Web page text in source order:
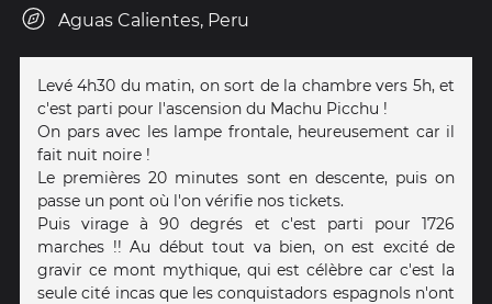
Aguas Calientes, Peru
Levé 4h30 du matin, on sort de la chambre vers 5h, et
c'est parti pour l'ascension du Machu Picchu !
On pars avec les lampe frontale, heureusement car il
fait nuit noire !
Le premières 20 minutes sont en descente, puis on
passe un pont où l'on vérifie nos tickets.
Puis virage à 90 degrés et c'est parti pour 1726
marches !! Au début tout va bien, on est excité de
gravir ce mont mythique, qui est célèbre car c'est la
seule cité incas que les conquistadors espagnols n'ont